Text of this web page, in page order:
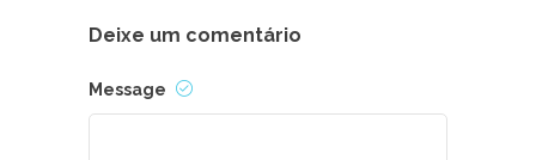
Deixe um comentário
Message